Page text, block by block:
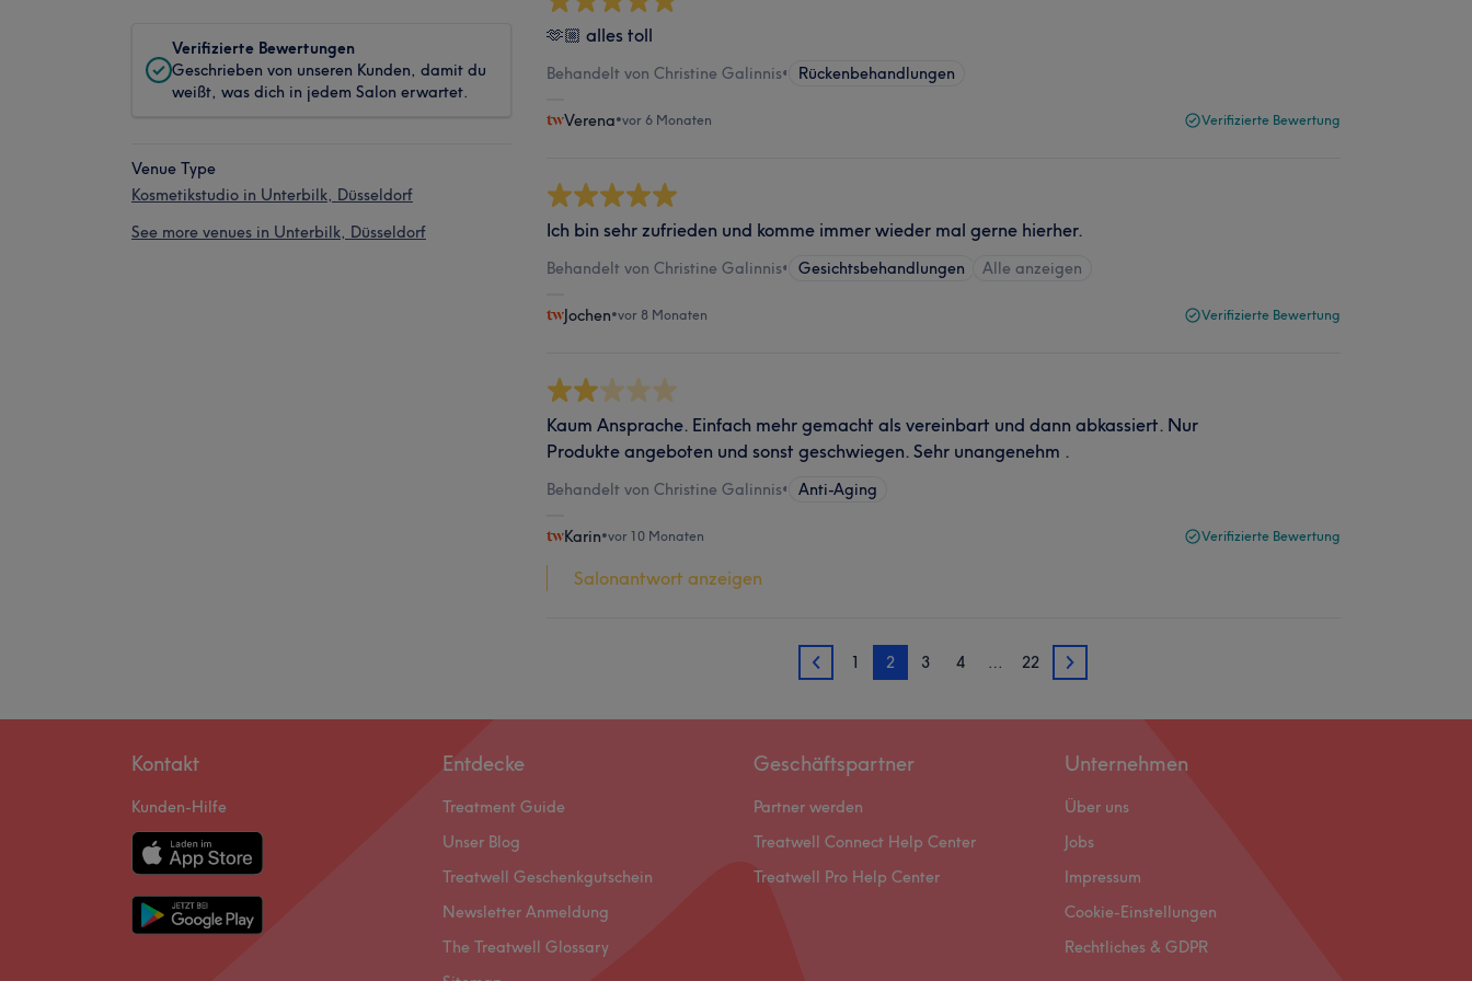
Verifizierte Bewertungen
Geschrieben von unseren Kunden, damit du
weißt, was dich in jedem Salon erwartet.
Venue Type
Kosmetikstudio in Unterbilk, Düsseldorf
See more venues in Unterbilk, Düsseldorf
🫶🏼 alles toll
Behandelt von Christine Galinnis• Rückenbehandlungen
Verena•vor 6 Monaten Verifizierte Bewertung
Ich bin sehr zufrieden und komme immer wieder mal gerne hierher.
Behandelt von Christine Galinnis• Gesichtsbehandlungen Alle anzeigen
Jochen•vor 8 Monaten Verifizierte Bewertung
Kaum Ansprache. Einfach mehr gemacht als vereinbart und dann abkassiert. Nur
Produkte angeboten und sonst geschwiegen. Sehr unangenehm .
Behandelt von Christine Galinnis• Anti-Aging
Karin•vor 10 Monaten Verifizierte Bewertung
Salonantwort anzeigen
1 1 2 3 4 … 22 3
Kontakt
Kunden-Hilfe
Entdecke
Treatment Guide
Unser Blog
Treatwell Geschenkgutschein
Newsletter Anmeldung
The Treatwell Glossary
Geschäftspartner
Partner werden
Treatwell Connect Help Center
Treatwell Pro Help Center
Unternehmen
Über uns
Jobs
Impressum
Cookie-Einstellungen
Rechtliches & GDPR